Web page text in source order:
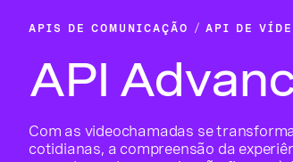
APIS DE COMUNICAÇÃO API DE
API
Com as videochamadas se
cotidianas, a compreensão da